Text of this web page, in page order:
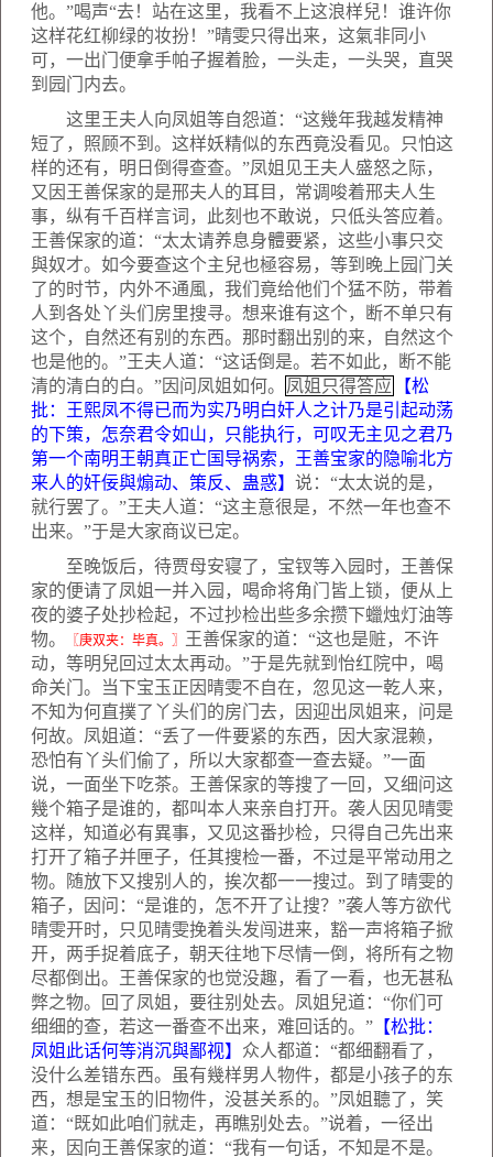
他。”喝声“去！站在这里，我看不上这浪样兒！谁许你
这样花红柳绿的妆扮！”晴雯只得出来，这氣非同小
可，一出门便拿手帕子握着脸，一头走，一头哭，直哭
到园门内去。
这里王夫人向凤姐等自怨道：“这幾年我越发精神
短了，照顾不到。这样妖精似的东西竟没看见。只怕这
样的还有，明日倒得查查。”凤姐见王夫人盛怒之际，
又因王善保家的是邢夫人的耳目，常调唆着邢夫人生
事，纵有千百样言词，此刻也不敢说，只低头答应着。
王善保家的道：“太太请养息身體要紧，这些小事只交
與奴才。如今要查这个主兒也極容易，等到晚上园门关
了的时节，内外不通風，我们竟给他们个猛不防，带着
人到各处丫头们房里搜寻。想来谁有这个，断不单只有
这个，自然还有别的东西。那时翻出别的来，自然这个
也是他的。”王夫人道：“这话倒是。若不如此，断不能
清的清白的白。”因问凤姐如何。
凤姐只得答应
【松
批：王熙凤不得已而为实乃明白奸人之计乃是引起动荡
的下策，怎奈君令如山，只能执行，可叹无主见之君乃
第一个南明王朝真正亡国导祸索，王善宝家的隐喻北方
来人的奸佞與煽动、策反、蛊惑】 说：“太太说的是，
就行罢了。”王夫人道：“这主意很是，不然一年也查不
出来。”于是大家商议已定。
至晚饭后，待贾母安寝了，宝钗等入园时，王善保
家的便请了凤姐一并入园，喝命将角门皆上锁，便从上
夜的婆子处抄检起，不过抄检出些多余攒下蠟烛灯油等
物。
〖庚双夹：毕真。〗
王善保家的道：“这也是赃，不许
动，等明兒回过太太再动。”于是先就到怡红院中，喝
命关门。当下宝玉正因晴雯不自在，忽见这一乾人来，
不知为何直撲了丫头们的房门去，因迎出凤姐来，问是
何故。凤姐道：“丢了一件要紧的东西，因大家混赖，
恐怕有丫头们偷了，所以大家都查一查去疑。”一面
说，一面坐下吃茶。王善保家的等搜了一回，又细问这
幾个箱子是谁的，都叫本人来亲自打开。袭人因见晴雯
这样，知道必有異事，又见这番抄检，只得自己先出来
打开了箱子并匣子，任其搜检一番，不过是平常动用之
物。随放下又搜别人的，挨次都一一搜过。到了晴雯的
箱子，因问：“是谁的，怎不开了让搜？”袭人等方欲代
晴雯开时，只见晴雯挽着头发闯进来，豁一声将箱子掀
开，两手捉着底子，朝天往地下尽情一倒，将所有之物
尽都倒出。王善保家的也觉没趣，看了一看，也无甚私
弊之物。回了凤姐，要往别处去。凤姐兒道：“你们可
细细的查，若这一番查不出来，难回话的。” 【松批：
凤姐此话何等消沉與鄙视】 众人都道：“都细翻看了，
没什么差错东西。虽有幾样男人物件，都是小孩子的东
西，想是宝玉的旧物件，没甚关系的。”凤姐聽了，笑
道：“既如此咱们就走，再瞧别处去。”说着，一径出
来，因向王善保家的道：“我有一句话，不知是不是。